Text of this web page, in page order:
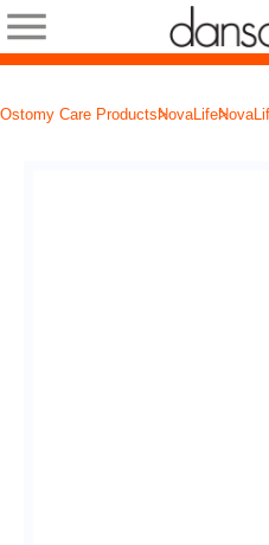
Ostomy Care ProductsNovaLife